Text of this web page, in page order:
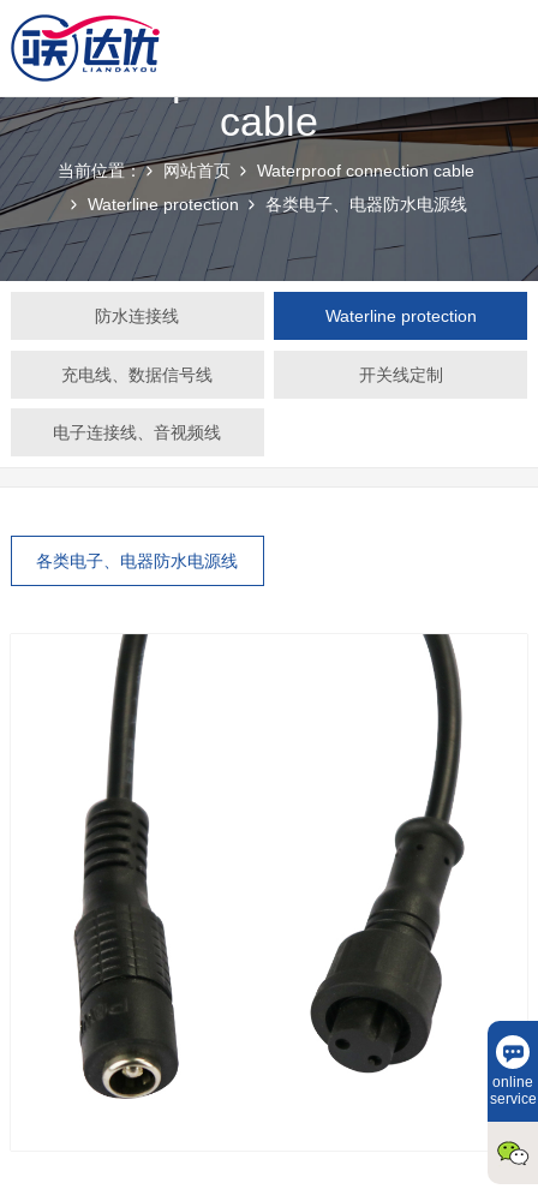
Waterproof connection
cable
当前位置： 网站首页
Waterproof connection cable
Waterline protection
各类电子、电器防水电源线
防水连接线 Waterline protection
充电线、数据信号线 开关线定制
电子连接线、音视频线
各类电子、电器防水电源线
online
service